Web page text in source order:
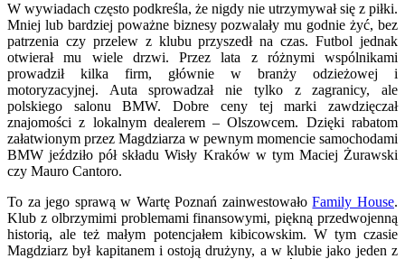
W wywiadach często podkreśla, że nigdy nie utrzymywał się z piłki.
Mniej lub bardziej poważne biznesy pozwalały mu godnie żyć, bez
patrzenia czy przelew z klubu przyszedł na czas. Futbol jednak
otwierał mu wiele drzwi. Przez lata z różnymi wspólnikami
prowadził kilka firm, głównie w branży odzieżowej i
motoryzacyjnej. Auta sprowadzał nie tylko z zagranicy, ale
polskiego salonu BMW. Dobre ceny tej marki zawdzięczał
znajomości z lokalnym dealerem – Olszowcem. Dzięki rabatom
załatwionym przez Magdziarza w pewnym momencie samochodami
BMW jeździło pół składu Wisły Kraków w tym Maciej Żurawski
czy Mauro Cantoro.
To za jego sprawą w Wartę Poznań zainwestowałoFamily House.
Klub z olbrzymimi problemami finansowymi, piękną przedwojenną
historią, ale też małym potencjałem kibicowskim. W tym czasie
Magdziarz był kapitanem i ostoją drużyny, a w klubie jako jeden z